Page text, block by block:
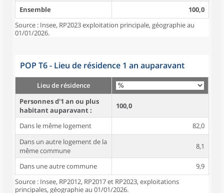
Ensemble
100,0
Source : Insee, RP2023 exploitation principale, géographie au
01/01/2026.
POP T6 - Lieu de résidence 1 an auparavant
Lieu de résidence
Personnes d'1 an ou plus
habitant auparavant :
100,0
Dans le même logement
82,0
Dans un autre logement de la
même commune
8,1
Dans une autre commune
9,9
Source : Insee, RP2012, RP2017 et RP2023, exploitations
principales, géographie au 01/01/2026.